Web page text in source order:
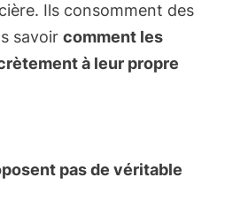
Ils consomment des
savoir comment les
à leur propre
pas de véritable